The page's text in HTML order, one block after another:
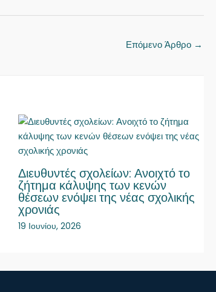
Επόμενο Άρθρο →
Διευθυντές σχολείων: Ανοιχτό το
ζήτημα κάλυψης των κενών
θέσεων ενόψει της νέας σχολικής
χρονιάς
19 Ιουνίου, 2026